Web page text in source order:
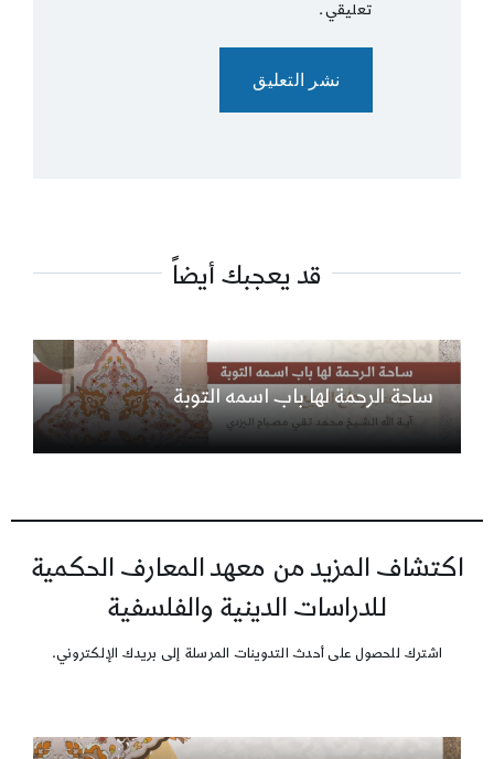
تعليقي.
قد يعجبك أيضاً
ساحة الرحمة لها باب اسمه التوبة
اكتشاف المزيد من معهد المعارف الحكمية
للدراسات الدينية والفلسفية
اشترك للحصول على أحدث التدوينات المرسلة إلى بريدك الإلكتروني.